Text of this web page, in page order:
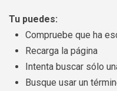
Tu puedes:
Compruebe que ha
Recarga la página
Intenta buscar sólo
Busque usar un